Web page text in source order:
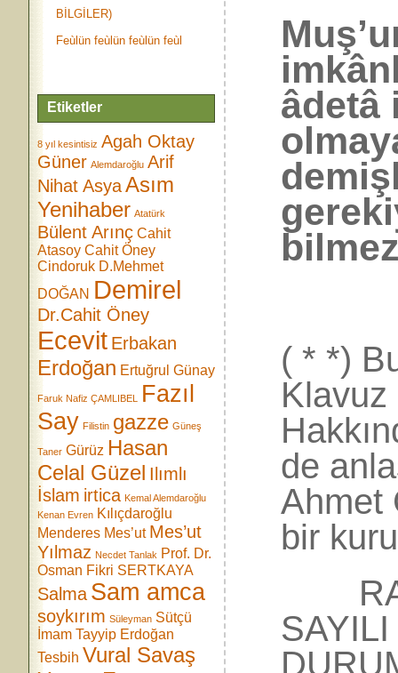
BİLGİLER)
Feùlün feùlün feùlün feùl
Etiketler
8 yıl kesintisiz Agah Oktay
Güner Alemdaroğlu Arif
Nihat AsyaAsım
Yenihaber Atatürk
Bülent Arınç Cahit
Atasoy Cahit Öney
Cindoruk D.Mehmet
DOĞAN Demirel
Dr.Cahit Öney
Ecevit Erbakan
Erdoğan Ertuğrul Günay
Faruk Nafiz ÇAMLIBEL
Fazıl
Say Filistin gazze Güneş
Taner Gürüz Hasan
Celal Güzel Ilımlı
İslam irtica Kemal Alemdaroğlu
Kenan Evren Kılıçdaroğlu
Menderes Mes’ut Mes’ut
Yılmaz Necdet Tanlak Prof. Dr.
Osman Fikri SERTKAYA
Salma Sam amca
soykırım Süleyman Sütçü
İmam Tayyip Erdoğan
Tesbih Vural Savaş
âdetâ
( * *)
Klavuz
de
Ahmet
bir